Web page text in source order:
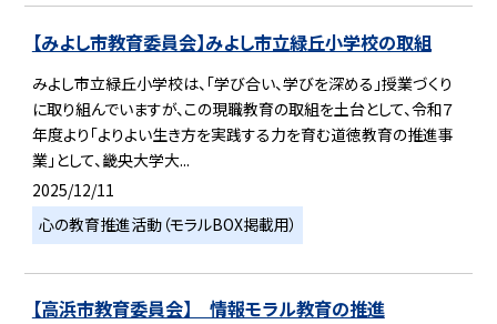
【みよし市教育委員会】みよし市立緑丘小学校の取組
みよし市立緑丘小学校は、「学び合い、学びを深める」授業づくり
に取り組んでいますが、この現職教育の取組を土台として、令和７
年度より「よりよい生き方を実践する力を育む道徳教育の推進事
業」として、畿央大学大...
2025/12/11
心の教育推進活動（モラルBOX掲載用）
【高浜市教育委員会】 情報モラル教育の推進